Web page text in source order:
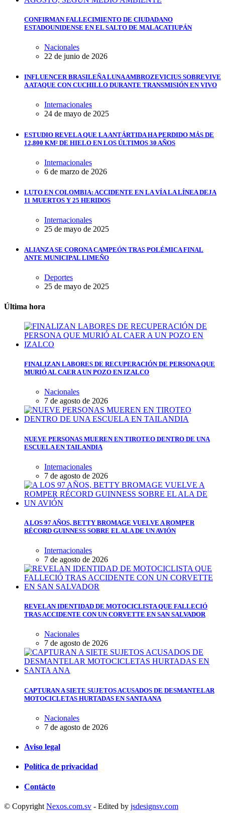
CONFIRMAN FALLECIMIENTO DE CIUDADANO
ESTADOUNIDENSE EN EL SALTO DE MALACATIUPÁN
Nacionales
22 de junio de 2026
INFLUENCER BRASILEÑA LUNA AMBROZEVICIUS SOBREVIVE
A ATAQUE CON CUCHILLO DURANTE TRANSMISIÓN EN VIVO
Internacionales
24 de mayo de 2025
ESTUDIO REVELA QUE LA ANTÁRTIDA HA PERDIDO MÁS DE
12,800 KM² DE HIELO EN LOS ÚLTIMOS 30 AÑOS
Internacionales
6 de marzo de 2026
LUTO EN COLOMBIA: ACCIDENTE EN LA VÍA LA LÍNEA DEJA
11 MUERTOS Y 25 HERIDOS
Internacionales
25 de mayo de 2025
ALIANZA SE CORONA CAMPEÓN TRAS POLÉMICA FINAL
ANTE MUNICIPAL LIMEÑO
Deportes
25 de mayo de 2025
Última hora
FINALIZAN LABORES DE RECUPERACIÓN DE PERSONA QUE
MURIÓ AL CAER A UN POZO EN IZALCO
Nacionales
7 de agosto de 2026
NUEVE PERSONAS MUEREN EN TIROTEO DENTRO DE UNA
ESCUELA EN TAILANDIA
Internacionales
7 de agosto de 2026
A LOS 97 AÑOS, BETTY BROMAGE VUELVE A ROMPER
RÉCORD GUINNESS SOBRE EL ALA DE UN AVIÓN
Internacionales
7 de agosto de 2026
REVELAN IDENTIDAD DE MOTOCICLISTA QUE FALLECIÓ
TRAS ACCIDENTE CON UN CORVETTE EN SAN SALVADOR
Nacionales
7 de agosto de 2026
CAPTURAN A SIETE SUJETOS ACUSADOS DE DESMANTELAR
MOTOCICLETAS HURTADAS EN SANTA ANA
Nacionales
7 de agosto de 2026
Aviso legal
Política de privacidad
Contácto
© Copyright Nexos.com.sv - Edited by jsdesignsv.com